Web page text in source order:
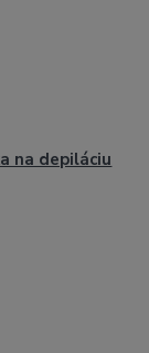
na depiláciu